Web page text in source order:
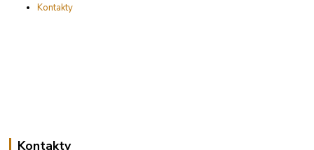
Kontakty
Kontakty